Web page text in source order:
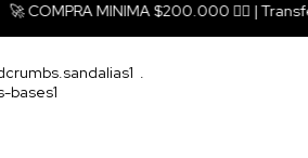
MINIMA $200.000 ❤️‍🔥 | Transferencia
.
bases1